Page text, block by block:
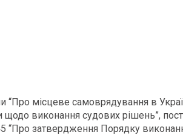
“Про місцеве самоврядування в
щодо виконання судових рішень”,
“Про затвердження Порядку